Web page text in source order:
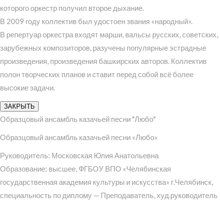
которого оркестр получил второе дыхание.
В 2009 году коллектив был удостоен звания «народный».
В репертуар оркестра входят марши, вальсы русских, советских,
зарубежных композиторов, разучены популярные эстрадные
произведения, произведения башкирских авторов. Коллектив
полон творческих планов и ставит перед собой всё более
высокие задачи.
ЗАКРЫТЬ
Образцовый ансамбль казачьей песни "Любо"
Образцовый ансамбль казачьей песни «Любо»
Руководитель: Московская Юлия Анатольевна
Образование: высшее, ФГБОУ ВПО «Челябинская
государственная академия культуры и искусства» г.Челябинск,
специальность по диплому — Преподаватель, худ.руководитель